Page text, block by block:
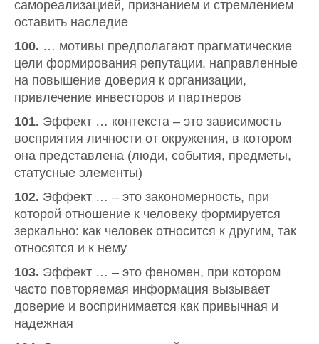
самореализацией, признанием и стремлением
оставить наследие
100. … мотивы предполагают прагматические
цели формирования репутации, направленные
на повышение доверия к организации,
привлечение инвесторов и партнеров
101. Эффект … контекста – это зависимость
восприятия личности от окружения, в котором
она представлена (люди, события, предметы,
статусные элементы)
102. Эффект … – это закономерность, при
которой отношение к человеку формируется
зеркально: как человек относится к другим, так
относятся и к нему
103. Эффект … – это феномен, при котором
часто повторяемая информация вызывает
доверие и воспринимается как привычная и
надежная